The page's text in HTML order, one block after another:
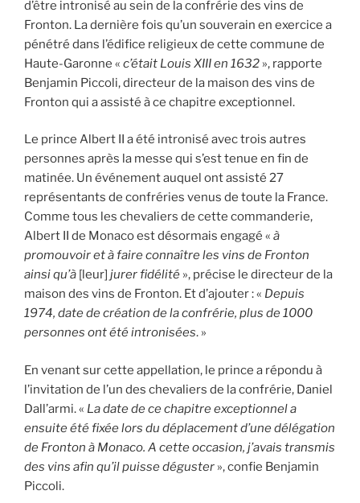
d’être intronisé au sein de la confrérie des vins de
Fronton. La dernière fois qu’un souverain en exercice a
pénétré dans l’édifice religieux de cette commune de
Haute-Garonne « c’était Louis XIII en 1632 », rapporte
Benjamin Piccoli, directeur de la maison des vins de
Fronton qui a assisté à ce chapitre exceptionnel.
Le prince Albert II a été intronisé avec trois autres
personnes après la messe qui s’est tenue en fin de
matinée. Un événement auquel ont assisté 27
représentants de confréries venus de toute la France.
Comme tous les chevaliers de cette commanderie,
Albert II de Monaco est désormais engagé « à
promouvoir et à faire connaître les vins de Fronton
ainsi qu’à [leur] jurer fidélité », précise le directeur de la
maison des vins de Fronton. Et d’ajouter : « Depuis
1974, date de création de la confrérie, plus de 1000
personnes ont été intronisées. »
En venant sur cette appellation, le prince a répondu à
l’invitation de l’un des chevaliers de la confrérie, Daniel
Dall’armi. « La date de ce chapitre exceptionnel a
ensuite été fixée lors du déplacement d’une délégation
de Fronton à Monaco. A cette occasion, j’avais transmis
des vins afin qu’il puisse déguster », confie Benjamin
Piccoli.